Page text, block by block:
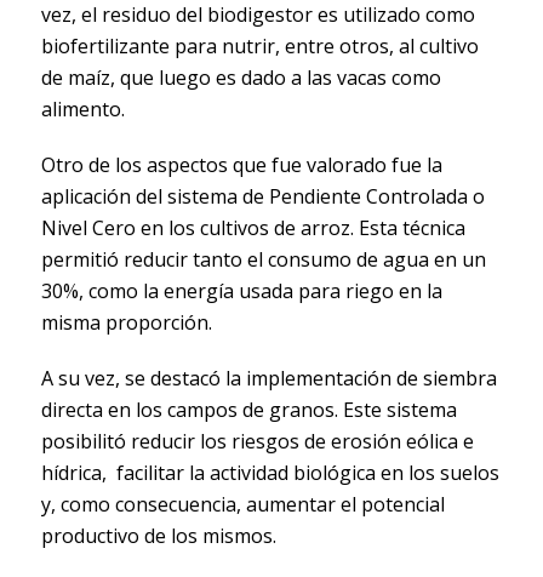
vez, el residuo del biodigestor es utilizado como
biofertilizante para nutrir, entre otros, al cultivo
de maíz, que luego es dado a las vacas como
alimento.
Otro de los aspectos que fue valorado fue la
aplicación del sistema de Pendiente Controlada o
Nivel Cero en los cultivos de arroz. Esta técnica
permitió reducir tanto el consumo de agua en un
30%, como la energía usada para riego en la
misma proporción.
A su vez, se destacó la implementación de siembra
directa en los campos de granos. Este sistema
posibilitó reducir los riesgos de erosión eólica e
hídrica, facilitar la actividad biológica en los suelos
y, como consecuencia, aumentar el potencial
productivo de los mismos.